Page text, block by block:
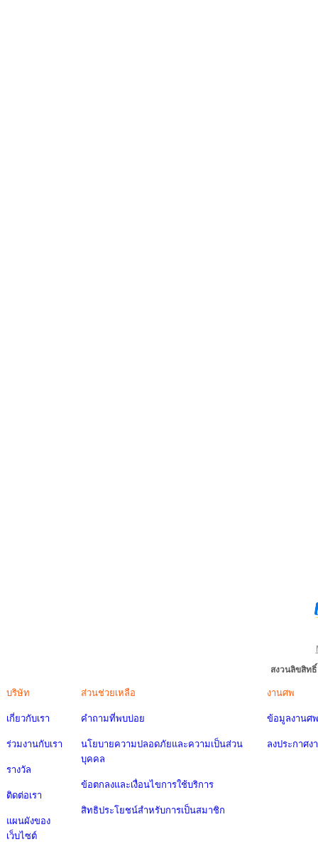
สงวนลิขสิท
บริษัท
เกี่ยวกับเรา
ร่วมงานกับเรา
รางวัล
ติดต่อเรา
แผนผังของ
เว็บไซต์
ส่วนช่วยเหลือ
คำถามที่พบบ่อย
นโยบายความปลอดภัยและความเป็นส่วน
บุคคล
ข้อตกลงและเงื่อนไขการใช้บริการ
สิทธิประโยชน์สำหรับการเป็นสมาชิก
งานศพ
ข้อมูลงานศพ
ลงประกาศง